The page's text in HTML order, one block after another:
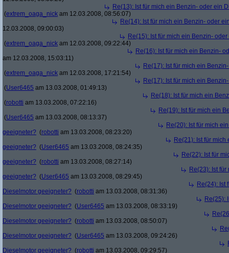
Re(13): Ist für mich ein Benzin- oder ein
(extrem_oaga_nick am 12.03.2008, 08:56:07)
Re(14): Ist für mich ein Benzin- oder
12.03.2008, 09:00:03)
Re(15): Ist für mich ein Benzin-
(extrem_oaga_nick am 12.03.2008, 09:22:44)
Re(16): Ist für mich ein Benzin-
am 12.03.2008, 15:03:11)
Re(17): Ist für mich ein
(extrem_oaga_nick am 12.03.2008, 17:21:54)
Re(17): Ist für mich ein
(User6465 am 13.03.2008, 01:49:13)
Re(18): Ist für mich ein
(robotti am 13.03.2008, 07:22:16)
Re(19): Ist für mich ein
(User6465 am 13.03.2008, 08:13:37)
Re(20): Ist für mich
geeigneter? (robotti am 13.03.2008, 08:23:20)
Re(21): Ist für
geeigneter? (User6465 am 13.03.2008, 08:24:35)
Re(22): Ist für
geeigneter? (robotti am 13.03.2008, 08:27:14)
Re(23): Ist
geeigneter? (User6465 am 13.03.2008, 08:29:45)
Re(24): Ist
Dieselmotor geeigneter? (robotti am 13.03.2008, 08:31:36)
Re(25):
Dieselmotor geeigneter? (User6465 am 13.03.2008, 08:33:19)
Dieselmotor geeigneter? (robotti am 13.03.2008, 08:50:07)
Dieselmotor geeigneter? (User6465 am 13.03.2008, 09:24:26)
Dieselmotor geeigneter? (robotti am 13.03.2008, 09:29:57)